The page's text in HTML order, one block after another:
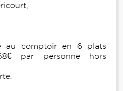
au comptoir en 6 plats
par personne hors